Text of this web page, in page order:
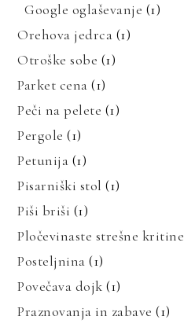
Google oglaševanje (1)
Orehova jedrca (1)
Otroške sobe (1)
Parket cena (1)
Peči na pelete (1)
Pergole (1)
Petunija (1)
Pisarniški stol (1)
Piši briši (1)
Pločevinaste strešne kritine
Posteljnina (1)
Povečava dojk (1)
Praznovanja in zabave (1)